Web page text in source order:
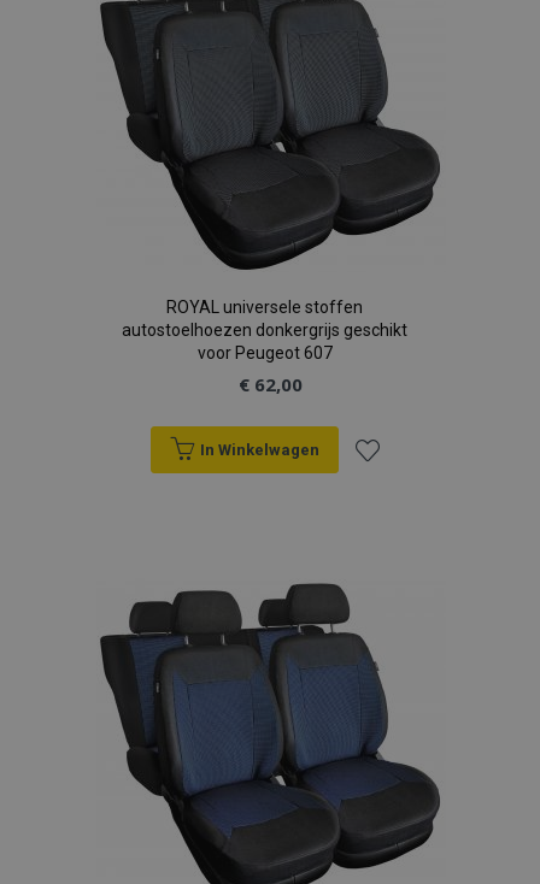
verlanglijst
ROYAL universele stoffen
autostoelhoezen donkergrijs geschikt
voor Peugeot 607
€ 62,00
In Winkelwagen
verlanglijst